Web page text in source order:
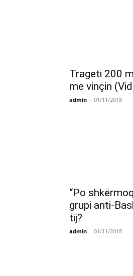
Trageti 200
me vinçin
admin - 01/11/2018
“Po
grupi anti-
tij?
admin - 01/11/2018